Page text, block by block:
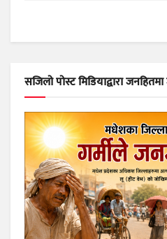
सजिलो पोस्ट मिडियाद्वारा